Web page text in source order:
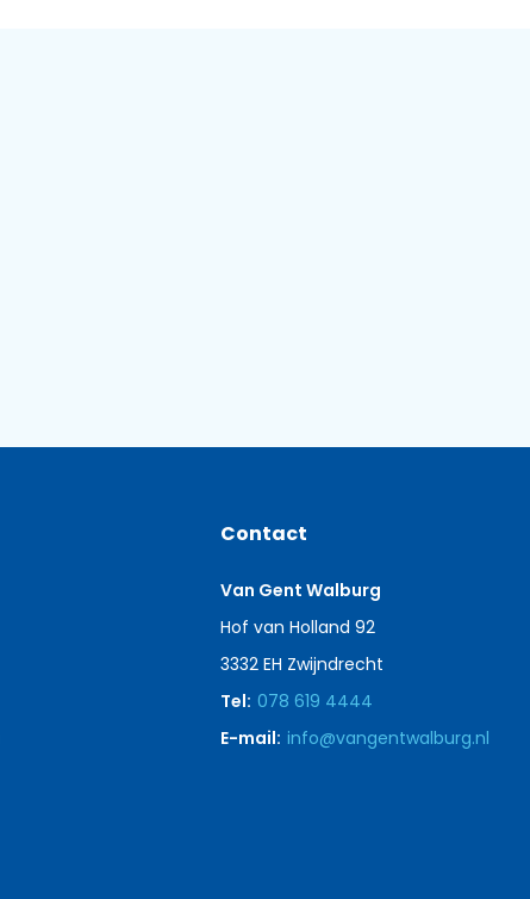
Contact
Van Gent Walburg
Hof van Holland 92
3332 EH Zwijndrecht
Tel: 078 619 4444
E-mail: info@vangentwalburg.nl